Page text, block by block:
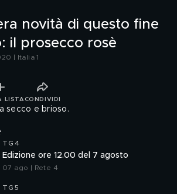
novità di questo fine
il prosecco rosè
| Italia 1
LISTA CONDIVIDI
secco e brioso.
TG4
Edizione ore 12.00 del 7 agosto
07 ago | Rete 4
TG5